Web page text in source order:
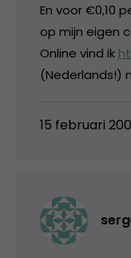
En voor €0,10
op mijn eigen
Online vind ik
(Nederlands!)
15 februari